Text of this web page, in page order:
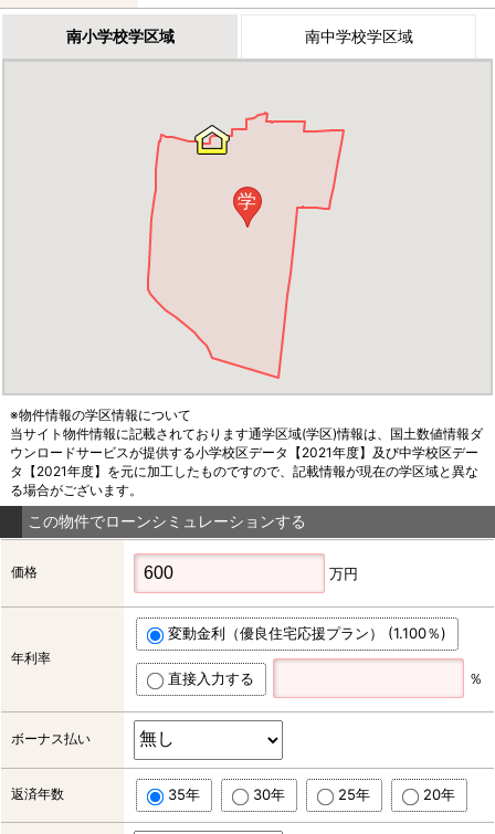
南小学校学区域 南中学校学区域
学
※物件情報の学区情報について
当サイト物件情報に記載されております通学区域(学区)情報は、国土数値情報ダ
ウンロードサービスが提供する小学校区データ【2021年度】及び中学校区デー
タ【2021年度】を元に加工したものですので、記載情報が現在の学区域と異な
る場合がございます。
この物件でローンシミュレーションする
価格 万円
年利率
変動金利（優良住宅応援プラン） (1.100％)
直接入力する ％
ボーナス払い
返済年数 35年 30年 25年 20年